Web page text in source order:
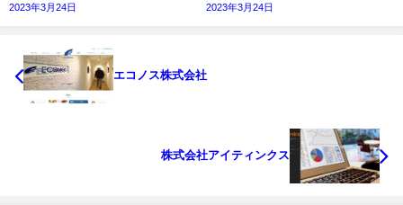
2023年3月24日 2023年3月24日
エコノス株式会社
株式会社アイティンクス